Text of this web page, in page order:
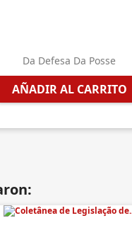
Da Defesa Da Posse
AÑADIR AL CARRITO
 Vista rápida